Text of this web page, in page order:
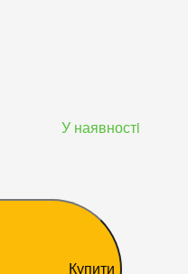
У наявностi
Купити